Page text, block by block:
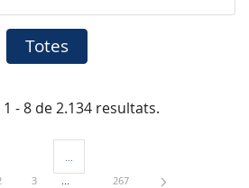
Totes
- 8 de 2.134 resultats.
Pàgina
3
Pàgines intermèdies Utilitzeu TAB per
Pàgina
267